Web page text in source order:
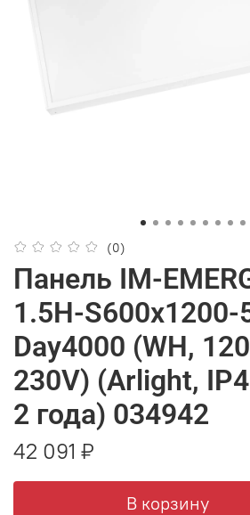
(0)
Панель IM-
1.5H-S600x1200-
Day4000 (WH,
230V) (Arlight,
2 года) 034942
42 091 ₽
В корзину